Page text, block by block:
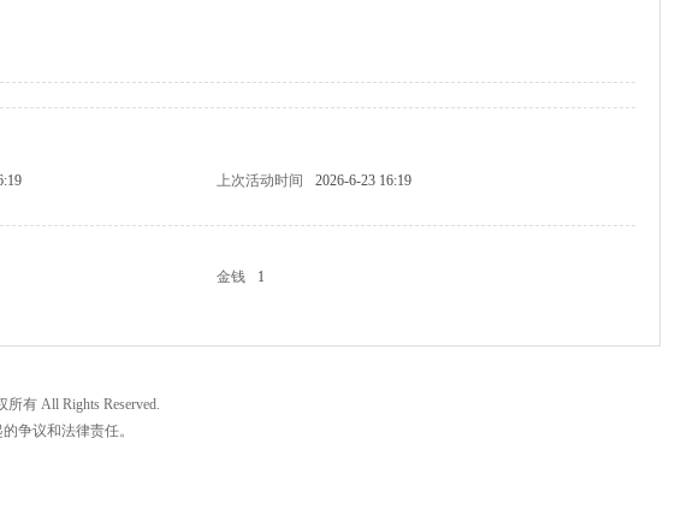
上次活动时间
2026-6-23 16:19
金钱
1
所有 All Rights Reserved.
争议和法律责任。